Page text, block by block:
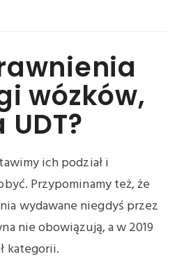
wózków,
ich podział i
Przypominamy też, że
wydawane niegdyś przez
nie obowiązują, a w 2019
kategorii.